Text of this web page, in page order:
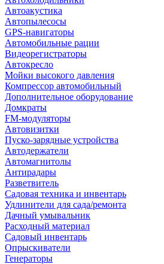
Автоакустика
Автопылесосы
GPS-навигаторы
Автомобильные рации
Видеорегистраторы
Автокресло
Мойки высокого давления
Компрессор автомобильный
Дополнительное оборудование
Домкраты
FM-модуляторы
Автовизитки
Пуско-зарядные устройства
Автодержатели
Автомагнитолы
Антирадары
Разветвитель
Садовая техника и инвентарь
Удлинители для сада/ремонта
Дачный умывальник
Расходный материал
Садовый инвентарь
Опрыскиватели
Генераторы